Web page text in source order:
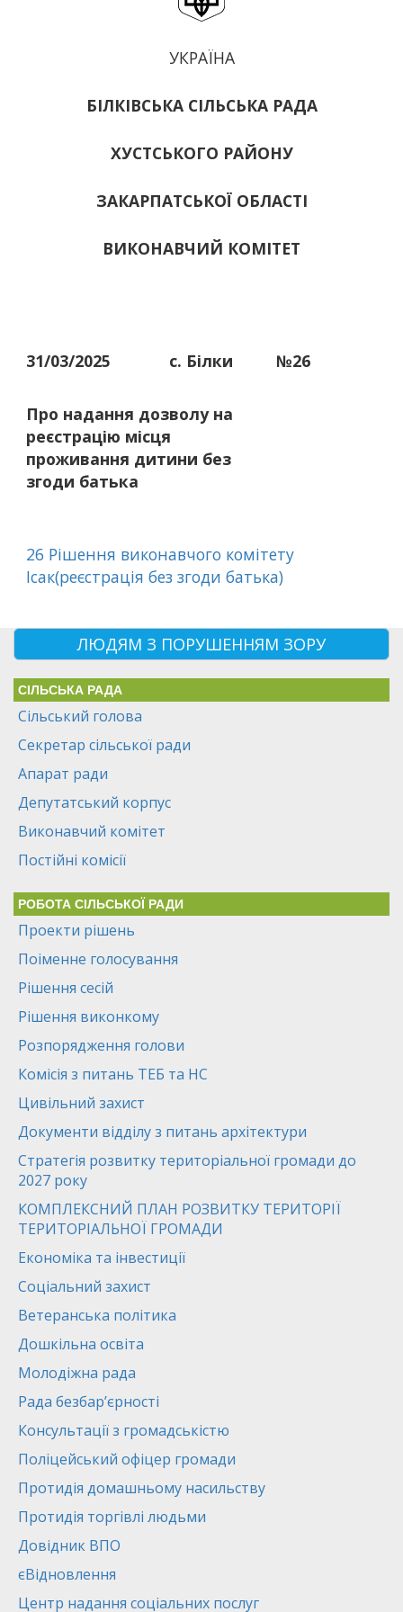
УКРАЇНА
БІЛКІВСЬКА СІЛЬСЬКА РАДА
ХУСТСЬКОГО РАЙОНУ
ЗАКАРПАТСЬКОЇ ОБЛАСТІ
ВИКОНАВЧИЙ КОМІТЕТ
31/03/2025 с. Білки №26
Про надання дозволу на
реєстрацію місця
проживання дитини без
згоди батька
26 Рішення виконавчого комітету
Ісак(реєстрація без згоди батька)
ЛЮДЯМ З ПОРУШЕННЯМ ЗОРУ
СІЛЬСЬКА РАДА
Сільський голова
Секретар сільської ради
Апарат ради
Депутатський корпус
Виконавчий комітет
Постійні комісії
РОБОТА СІЛЬСЬКОЇ РАДИ
Проекти рішень
Поіменне голосування
Рішення сесій
Рішення виконкому
Розпорядження голови
Комісія з питань ТЕБ та НС
Цивільний захист
Документи відділу з питань архітектури
Стратегія розвитку територіальної громади до
2027 року
КОМПЛЕКСНИЙ ПЛАН РОЗВИТКУ ТЕРИТОРІЇ
ТЕРИТОРІАЛЬНОЇ ГРОМАДИ
Економіка та інвестиції
Соціальний захист
Ветеранська політика
Дошкільна освіта
Молодіжна рада
Рада безбар’єрності
Консультації з громадськістю
Поліцейський офіцер громади
Протидія домашньому насильству
Протидія торгівлі людьми
Довідник ВПО
єВідновлення
Центр надання соціальних послуг